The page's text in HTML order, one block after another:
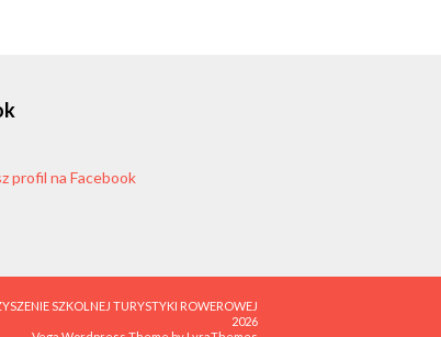
profil na Facebook
SZKOLNEJ TURYSTYKI ROWEROWEJ
2026